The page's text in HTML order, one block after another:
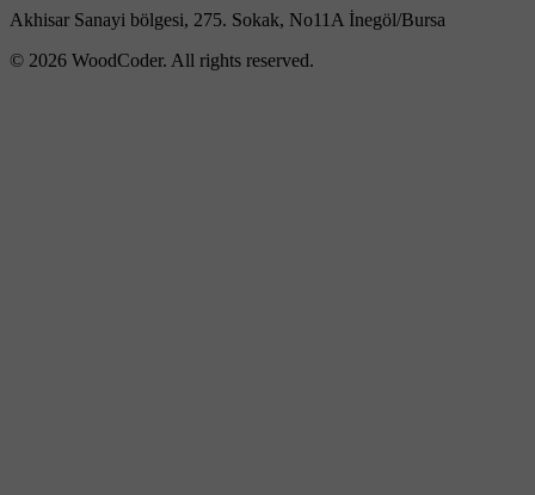
Akhisar Sanayi bölgesi, 275. Sokak, No11A İnegöl/Bursa
© 2026 WoodCoder. All rights reserved.